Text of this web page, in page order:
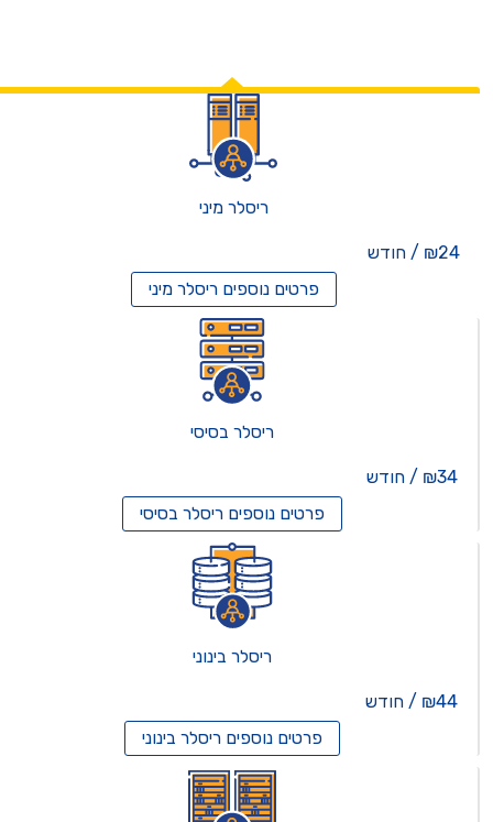
ריסלר מיני
₪24 / חודש
פרטים נוספיםריסלר מיני
ריסלר בסיסי
₪34 / חודש
פרטים נוספיםריסלר בסיסי
ריסלר בינוני
₪44 / חודש
פרטים נוספיםריסלר בינוני